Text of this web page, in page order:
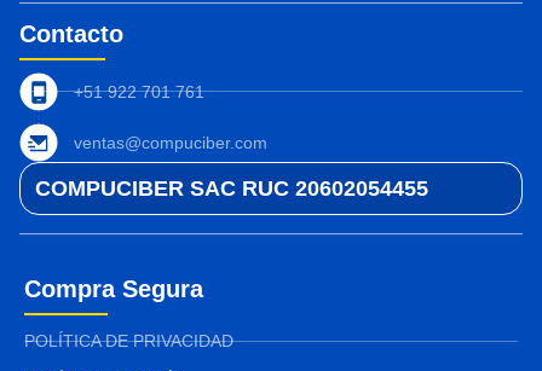
Contacto
+51 922 701 761
ventas@compuciber.com
COMPUCIBER SAC RUC 20602054455
Compra Segura
POLÍTICA DE PRIVACIDAD